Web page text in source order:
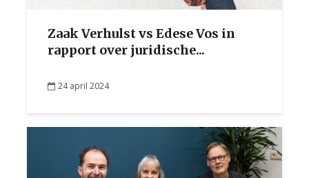
Zaak Verhulst vs Edese Vos in
rapport over juridische...
24 april 2024